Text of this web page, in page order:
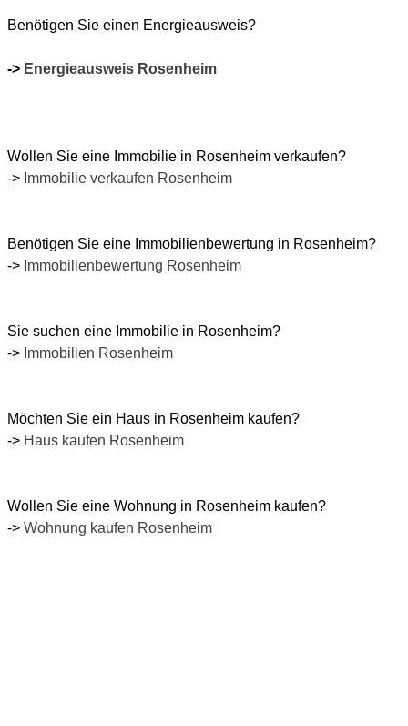
Benötigen Sie einen Energieausweis?
-> Energieausweis Rosenheim
Wollen Sie eine Immobilie in Rosenheim verkaufen?
-> Immobilie verkaufen Rosenheim
Benötigen Sie eine Immobilienbewertung in Rosenheim?
-> Immobilienbewertung Rosenheim
Sie suchen eine Immobilie in Rosenheim?
-> Immobilien Rosenheim
Möchten Sie ein Haus in Rosenheim kaufen?
-> Haus kaufen Rosenheim
Wollen Sie eine Wohnung in Rosenheim kaufen?
-> Wohnung kaufen Rosenheim